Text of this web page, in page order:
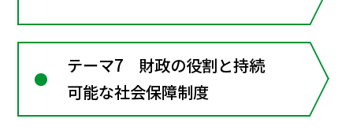
テーマ7 財政の役割と持続
可能な社会保障制度